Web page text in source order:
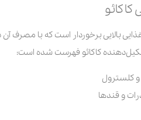
بالایی برخوردار است که با
کاکائو فهرست شده است:
کلسترول
و قندها